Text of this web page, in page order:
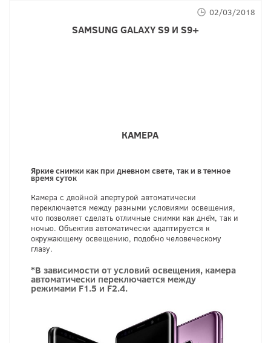
SAMSUNG GALAXY S9 И S9+
02/03/2018
КАМЕРА
Яркие снимки как при дневном свете, так и в темное
время суток
Камера с двойной апертурой автоматически
переключается между разными условиями освещения,
что позволяет сделать отличные снимки как днём, так и
ночью. Объектив автоматически адаптируется к
окружающему освещению, подобно человеческому
глазу.
*В зависимости от условий освещения, камера
автоматически переключается между
режимами F1.5 и F2.4.